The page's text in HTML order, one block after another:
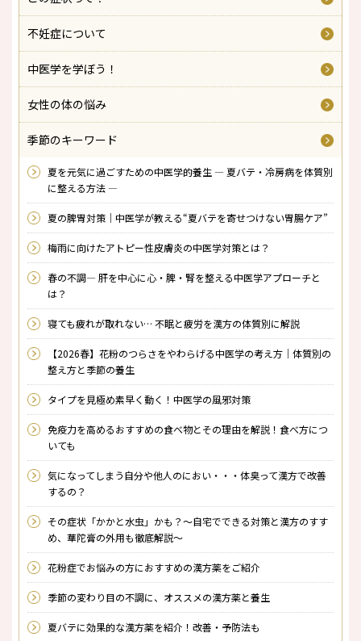
不妊症について
中医学を学ぼう！
女性の体の悩み
季節のキーワード
夏を元気に過ごすための中医学的養生 ― 夏バテ・冷房病を体質別
に整える方法 ―
夏の脾胃対策｜中医学が教える“夏バテを寄せつけない胃腸ケア”
梅雨に向けたアトピー性皮膚炎の中医学対策とは？
春の不調― 肝を中心に心・脾・腎を整える中医学アプローチと
は？
寝ても疲れが取れない… 不眠と疲労を漢方の体質別に解説
【2026春】花粉のつらさをやわらげる中医学の考え方｜体質別の
整え方と季節の養生
タイプを見極め素早く動く！中医学の風邪対策
免疫力を高めるおすすめの食べ物とその理由を解説！食べ方につ
いても
気になってしまう自分や他人のにおい・・・体臭って漢方で改善
するの？
その症状「かかと水虫」かも？～自宅でできる対策と漢方のすす
め、華陀膏の外用も徹底解説～
花粉症でお悩みの方におすすめの漢方薬をご紹介
季節の変わり目の不調に、オススメの漢方薬と養生
夏バテに効果的な漢方薬を紹介！改善・予防法も